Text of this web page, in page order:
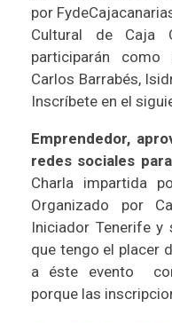
por
Cultural de Caja
participarán como
Carlos Barrabés,
Inscríbete en el
Emprendedor,
redes sociales
Charla impartida
Organizado por
Iniciador Tenerifey
que tengo el placer
a éste evento
porque las